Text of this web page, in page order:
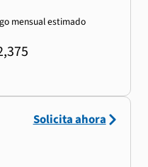
mensual estimado
Solicita ahora